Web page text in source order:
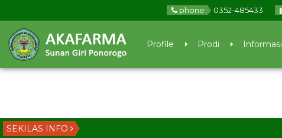
phone 0352-485433
Profile Prodi Informasi
SEKILAS INFO